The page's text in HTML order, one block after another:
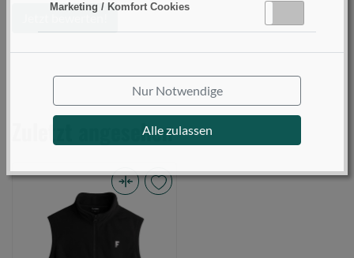
Marketing / Komfort Cookies
Nur Notwendige
Alle zulassen
Jetzt bewerten!
Zuletzt angesehen
Fleecevest